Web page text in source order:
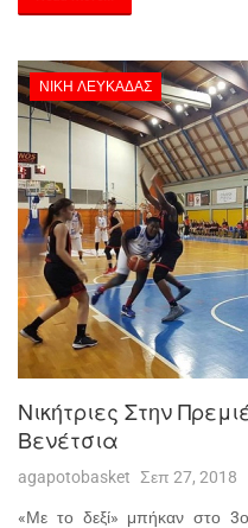
ΝΊΚΗ ΛΕΥΚΆΔΑΣ
Νικήτριες Στην
Βενέτσια
agapotobasket Σεπ 27, 2018
«Με το δεξί» μπήκαν στο